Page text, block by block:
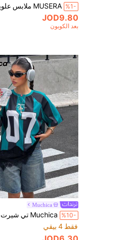
%1-
JOD9.80
بعد الكوبون
Muchica
%10-
فقط 4 بيقي